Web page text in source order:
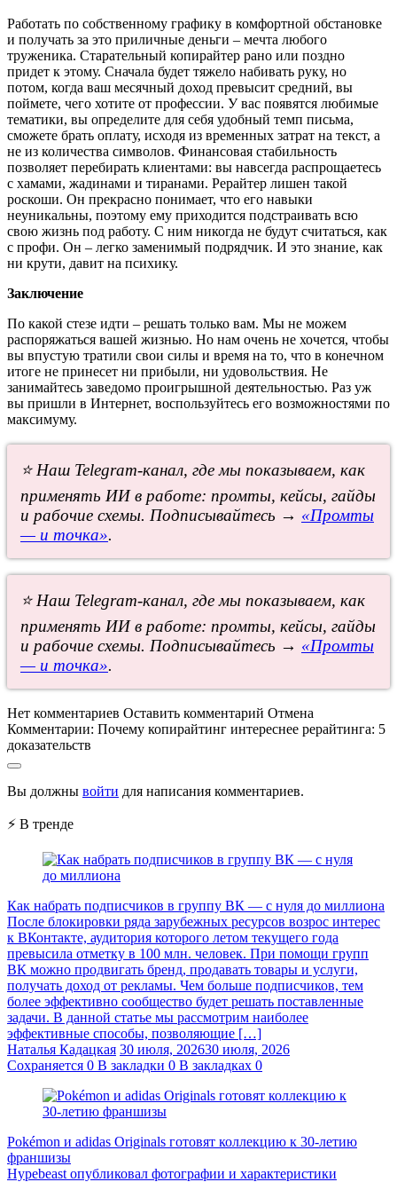
Работать по собственному графику в комфортной обстановке
и получать за это приличные деньги – мечта любого
труженика. Старательный копирайтер рано или поздно
придет к этому. Сначала будет тяжело набивать руку, но
потом, когда ваш месячный доход превысит средний, вы
поймете, чего хотите от профессии. У вас появятся любимые
тематики, вы определите для себя удобный темп письма,
сможете брать оплату, исходя из временных затрат на текст, а
не из количества символов. Финансовая стабильность
позволяет перебирать клиентами: вы навсегда распрощаетесь
с хамами, жадинами и тиранами. Рерайтер лишен такой
роскоши. Он прекрасно понимает, что его навыки
неуникальны, поэтому ему приходится подстраивать всю
свою жизнь под работу. С ним никогда не будут считаться, как
с профи. Он – легко заменимый подрядчик. И это знание, как
ни крути, давит на психику.
Заключение
По какой стезе идти – решать только вам. Мы не можем
распоряжаться вашей жизнью. Но нам очень не хочется, чтобы
вы впустую тратили свои силы и время на то, что в конечном
итоге не принесет ни прибыли, ни удовольствия. Не
занимайтесь заведомо проигрышной деятельностью. Раз уж
вы пришли в Интернет, воспользуйтесь его возможностями по
максимуму.
⭐ Наш Telegram-канал, где мы показываем, как
применять ИИ в работе: промты, кейсы, гайды
и рабочие схемы. Подписывайтесь → «Промты
— и точка».
⭐ Наш Telegram-канал, где мы показываем, как
применять ИИ в работе: промты, кейсы, гайды
и рабочие схемы. Подписывайтесь → «Промты
— и точка».
Нет комментариев Оставить комментарий Отмена
Комментарии: Почему копирайтинг интереснее рерайтинга: 5
доказательств
Вы должны войти для написания комментариев.
⚡ В тренде
Как набрать подписчиков в группу ВК — с нуля до миллиона
После блокировки ряда зарубежных ресурсов возрос интерес
к ВКонтакте, аудитория которого летом текущего года
превысила отметку в 100 млн. человек. При помощи групп
ВК можно продвигать бренд, продавать товары и услуги,
получать доход от рекламы. Чем больше подписчиков, тем
более эффективно сообщество будет решать поставленные
задачи. В данной статье мы рассмотрим наиболее
эффективные способы, позволяющие […]
Наталья Кадацкая 30 июля, 202630 июля, 2026
Сохраняется 0 В закладки 0 В закладках 0
Pokémon и adidas Originals готовят коллекцию к 30-летию
франшизы
Hypebeast опубликовал фотографии и характеристики